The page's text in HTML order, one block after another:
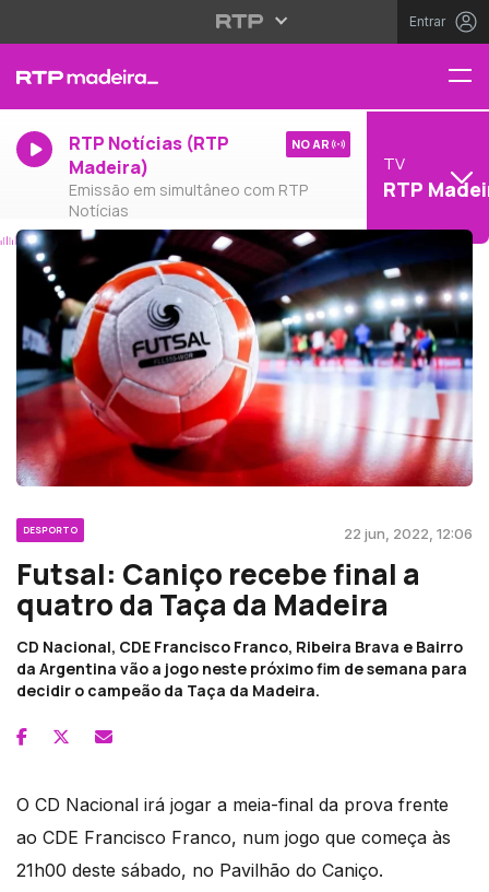
Entrar
RTP Notícias (RTP
Madeira)
Emissão em simultâneo com RTP
Notícias
NO AR
TV
RTP
DESPORTO 22 jun, 2022, 12:06
Futsal: Caniço recebe final a
quatro da Taça da Madeira
CD Nacional, CDE Francisco Franco, Ribeira Brava e Bairro
da Argentina vão a jogo neste próximo fim de semana para
decidir o campeão da Taça da Madeira.
O CD Nacional irá jogar a meia-final da prova frente
ao CDE Francisco Franco, num jogo que começa às
21h00 deste sábado, no Pavilhão do Caniço.